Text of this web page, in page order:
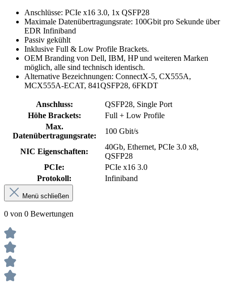
Anschlüsse: PCIe x16 3.0, 1x QSFP28
Maximale Datenübertragungsrate: 100Gbit pro Sekunde über
EDR Infiniband
Passiv gekühlt
Inklusive Full & Low Profile Brackets.
OEM Branding von Dell, IBM, HP und weiteren Marken
möglich, alle sind technisch identisch.
Alternative Bezeichnungen: ConnectX-5, CX555A,
MCX555A-ECAT, 841QSFP28, 6FKDT
Anschluss:
QSFP28, Single Port
Höhe Brackets:
Full + Low Profile
Max.
Datenübertragungsrate:
100 Gbit/s
NIC Eigenschaften:
40Gb, Ethernet, PCIe 3.0 x8,
QSFP28
PCIe:
PCIe x16 3.0
Protokoll:
Infiniband
Menü schließen
0 von 0 Bewertungen